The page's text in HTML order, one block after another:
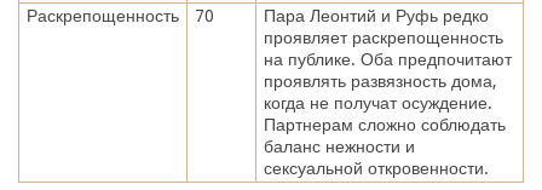
Раскрепощенность
70
Пара Леонтий и Руфь редко
проявляет раскрепощенность
на публике. Оба предпочитают
проявлять развязность дома,
когда не получат осуждение.
Партнерам сложно соблюдать
баланс нежности и
сексуальной откровенности.